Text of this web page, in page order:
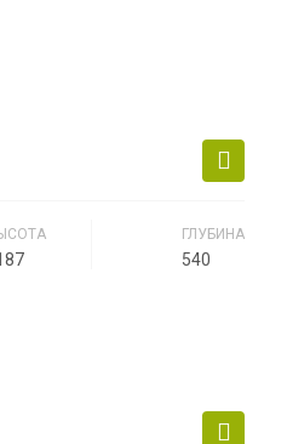
ювелирный салон, салон
магазин Бора А-1 ГЛУБИНА
540